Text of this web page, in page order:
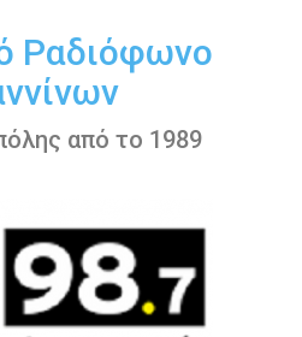
Ραδιόφωνο
από το 1989